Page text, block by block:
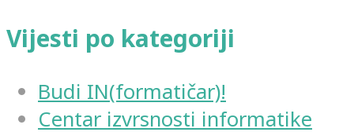
Vijesti po kategoriji
Budi IN(formatičar)!
Centar izvrsnosti informatike